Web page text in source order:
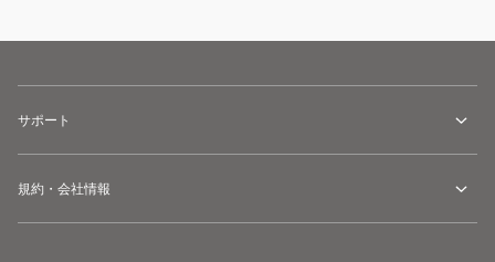
サポート
規約・会社情報